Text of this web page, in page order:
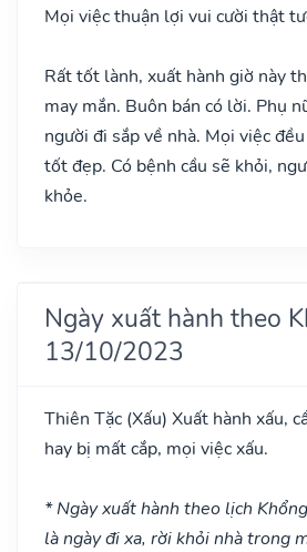
Mọi việc thuận lợi vui cười thật
Rất tốt lành, xuất hành giờ này
may mắn. Buôn bán có lời. Phụ
người đi sắp về nhà. Mọi việc
tốt đẹp. Có bệnh cầu sẽ khỏi,
khỏe.
Ngày xuất hành theo
13/10/2023
Thiên Tặc (Xấu) Xuất hành xấu,
hay bị mất cắp, mọi việc xấu.
* Ngày xuất hành theo lịch
là ngày đi xa, rời khỏi nhà trong